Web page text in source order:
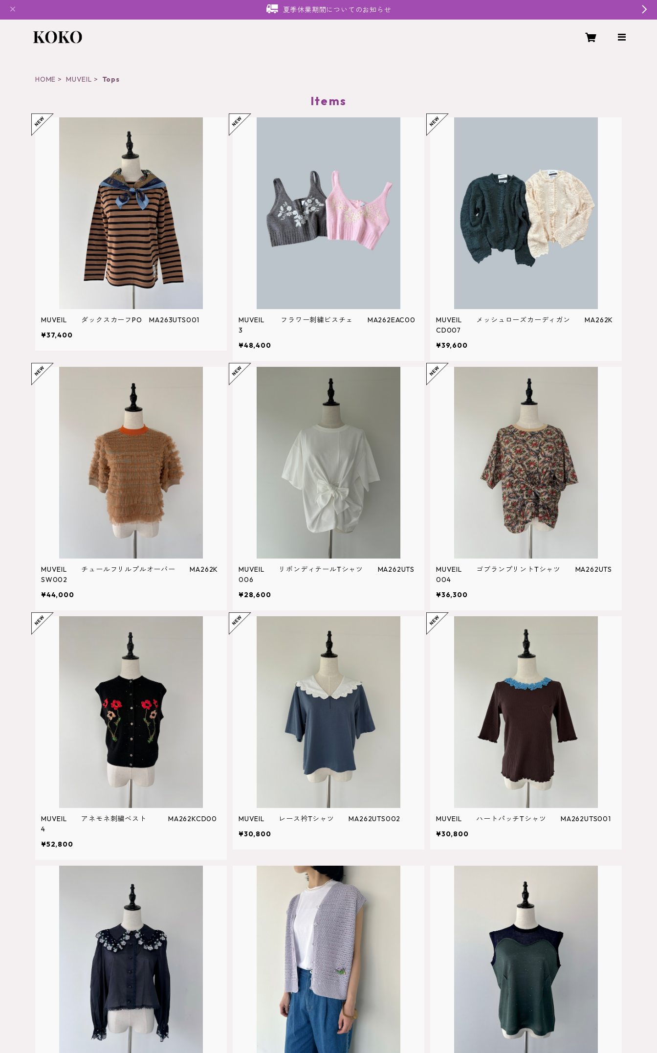
夏季休業期間についてのお知らせ
HOME MUVEIL Tops
Items
MUVEIL ダックスカーフPO MA263UTS001
¥37,400
MUVEIL フラワー刺繍ビスチェ MA262EAC00
3
¥48,400
MUVEIL メッシュローズカーディガン MA262K
CD007
¥39,600
MUVEIL チュールフリルプルオーバー MA262K
SW002
¥44,000
MUVEIL リボンディテールTシャツ MA262UTS
006
¥28,600
MUVEIL ゴブランプリントTシャツ MA262UTS
004
¥36,300
MUVEIL アネモネ刺繍ベスト MA262KCD00
4
¥52,800
MUVEIL レース衿Tシャツ MA262UTS002
¥30,800
MUVEIL ハートパッチTシャツ MA262UTS001
¥30,800